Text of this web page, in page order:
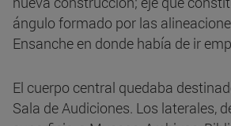
ángulo formado por las
Ensanche en donde había de ir
El cuerpo central quedaba
Sala de Audiciones. Los laterales,